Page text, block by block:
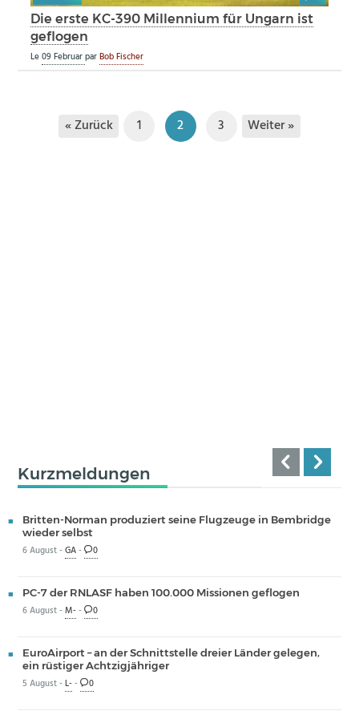
Die erste KC-390 Millennium für Ungarn ist
geflogen
Le09 FebruarparBob Fischer
« Zurück 1 2 3 Weiter »
Kurzmeldungen
Britten-Norman produziert seine Flugzeuge in Bembridge
wieder selbst
6 August -GA- 0
PC-7 der RNLASF haben 100.000 Missionen geflogen
6 August -M-- 0
EuroAirport – an der Schnittstelle dreier Länder gelegen,
ein rüstiger Achtzigjähriger
5 August -L-- 0